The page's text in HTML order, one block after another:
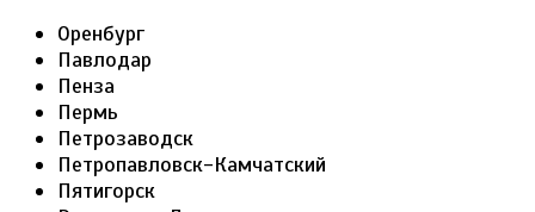
Оренбург
Павлодар
Пенза
Пермь
Петрозаводск
Петропавловск-Камчатский
Пятигорск